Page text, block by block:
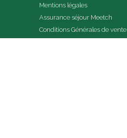
Mentions légales
Assurance séjour Meetch
Conditions Générales de vente